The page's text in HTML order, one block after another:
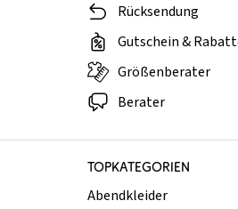
Rücksendung
Gutschein &
Größenberater
Berater
TOPKATEGORIEN
Abendkleider